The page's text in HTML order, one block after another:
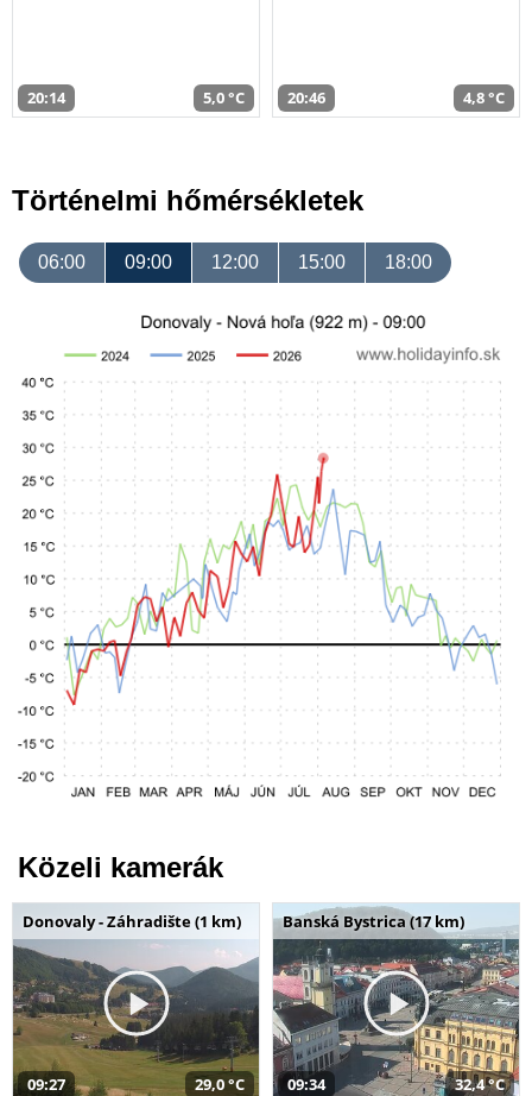
20:14 5,0 °C 20:46 4,8 °C
Történelmi hőmérsékletek
06:00 09:00 12:00 15:00 18:00
Közeli kamerák
Donovaly - Záhradište (1 km)
09:27 29,0 °C
Banská Bystrica (17 km)
09:34 32,4 °C